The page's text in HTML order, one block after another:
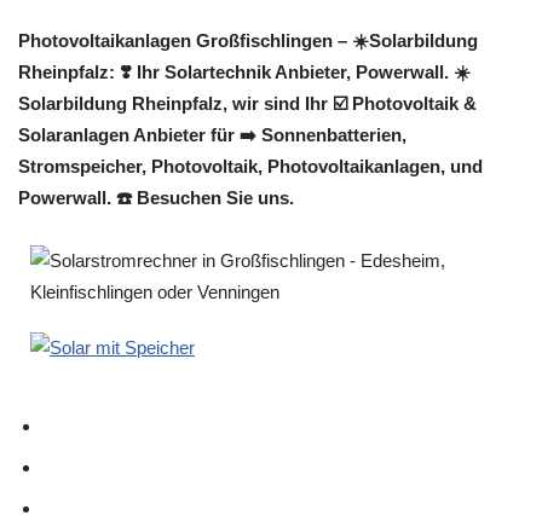
Photovoltaikanlagen Großfischlingen – ☀️Solarbildung
Rheinpfalz: ❣️ Ihr Solartechnik Anbieter, Powerwall. ☀️
Solarbildung Rheinpfalz, wir sind Ihr ☑️ Photovoltaik &
Solaranlagen Anbieter für ➡️ Sonnenbatterien,
Stromspeicher, Photovoltaik, Photovoltaikanlagen, und
Powerwall. ☎️ Besuchen Sie uns.